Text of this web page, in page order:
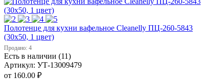
Полотенце для кухни вафельное Cleanelly ПЦ-260-5843
(30х50, 1 цвет)
Продано: 4
Есть в наличии (11)
Артикул: УТ-13009479
от 160.00 ₽